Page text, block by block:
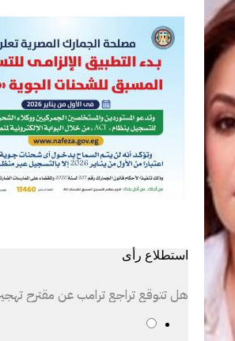
استطلاع رأى
هل تتوقع تراجع ترامب عن مقترح